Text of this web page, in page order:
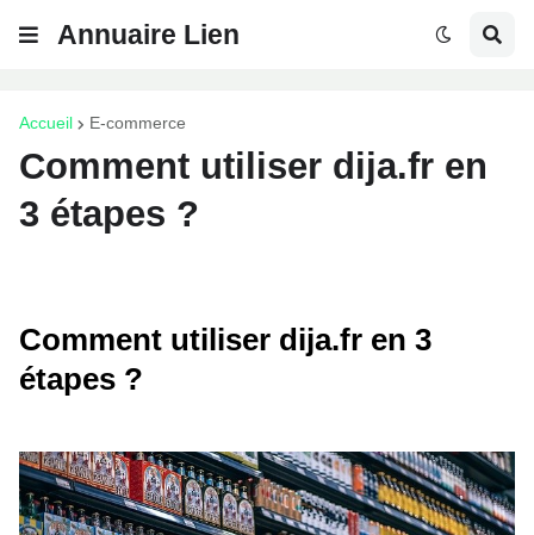
Annuaire Lien
Accueil E-commerce
Comment utiliser dija.fr en
3 étapes ?
Comment utiliser dija.fr en 3
étapes ?